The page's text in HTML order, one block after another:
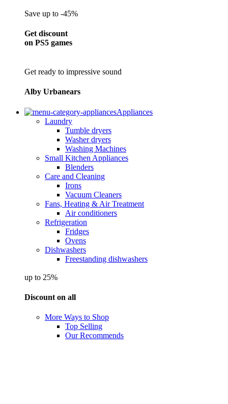
Save up to -45%
Get discount
on PS5 games
Get ready to impressive sound
Alby Urbanears
Appliances
Laundry
Tumble dryers
Washer dryers
Washing Machines
Small Kitchen Appliances
Blenders
Care and Cleaning
Irons
Vacuum Cleaners
Fans, Heating & Air Treatment
Air conditioners
Refrigeration
Fridges
Ovens
Dishwashers
Freestanding dishwashers
up to 25%
Discount on all
More Ways to Shop
Top Selling
Our Recommends